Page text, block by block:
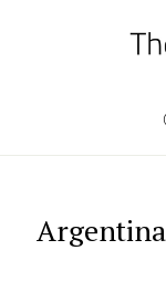
Argentina